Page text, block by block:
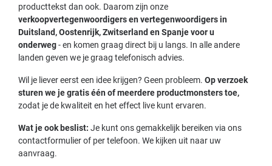
producttekst dan ook. Daarom zijn onze
verkoopvertegenwoordigers en vertegenwoordigers in
Duitsland, Oostenrijk, Zwitserland en Spanje voor u
onderweg- en komen graag direct bij u langs. In alle andere
landen geven we je graag telefonisch advies.
Wil je liever eerst een idee krijgen? Geen probleem. Op verzoek
sturen we je gratis één of meerdere productmonsters toe,
zodat je de kwaliteit en het effect live kunt ervaren.
Wat je ook beslist: Je kunt ons gemakkelijk bereiken via ons
contactformulier of per telefoon. We kijken uit naar uw
aanvraag.